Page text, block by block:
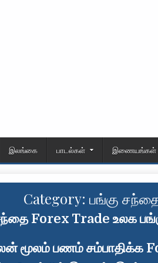
இலங்கை பாடல்கள் இணையங்கள்
Category: பங்கு
Forex Trade உலக
மூலம் பணம் சம்பாதிக்க